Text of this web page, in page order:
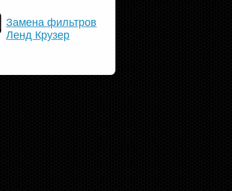
Замена фильтров
Ленд Крузер